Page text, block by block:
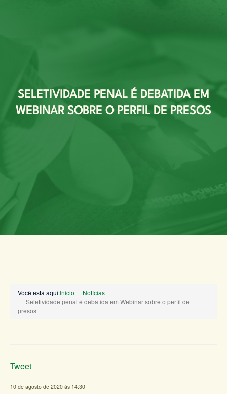
SELETIVIDADE PENAL É DEBATIDA EM
WEBINAR SOBRE O PERFIL DE PRESOS
Você está aqui:Início
Notícias
Seletividade penal é debatida em Webinar sobre o perfil de
presos
Tweet
10 de agosto de 2020 às 14:30